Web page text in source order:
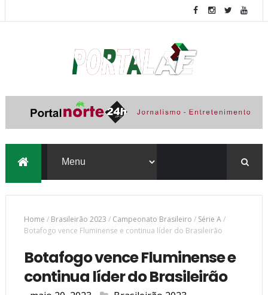
Home / Brasileirão 2023 / Campeonato Brasileiro / Série A/
Botafogo vence Fluminense e continua líder do Brasileirão
Botafogo vence Fluminense e
continua líder do Brasileirão